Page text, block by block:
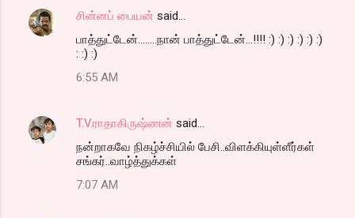
சின்னப் பையன் said…
பாத்துட்டேன்........நான் பாத்துட்டேன்...!!!! :) :) :) :) :) :)
: :) :)
6:55 AM
T.V.ராதாகிருஷ்ணன் said…
நன்றாகவே நிகழ்ச்சியில் பேசி..விளக்கியுள்ளீர்கள்
சங்கர்..வாழ்த்துக்கள்
7:07 AM